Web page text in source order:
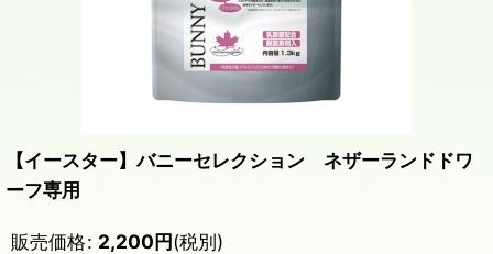
【イースター】バニーセレクション ネザーランドドワ
ーフ専用
販売価格: 2,200円(税別)